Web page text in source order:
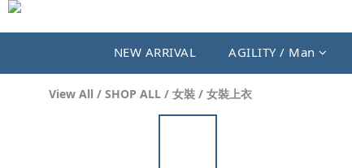
NEW ARRIVAL AGILITY / Man
View All / SHOP ALL / 女裝 / 女裝上衣